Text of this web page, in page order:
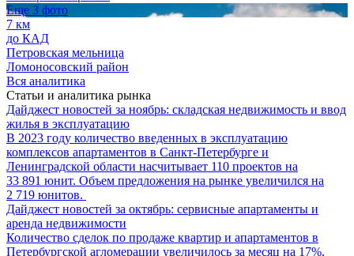
Еще 3 фото
7 км
до КАД
Петровская мельница
Ломоносовский район
Вся аналитика
Статьи и аналитика рынка
Дайджест новостей за ноябрь: складская недвижимость и ввод
жилья в эксплуатацию
В 2023 году количество введенных в эксплуатацию
комплексов апартаментов в Санкт-Петербурге и
Ленинградской области насчитывает 110 проектов на
33 891 юнит. Объем предложения на рынке увеличился на
2 719 юнитов.
Дайджест новостей за октябрь: сервисные апартаменты и
аренда недвижимости
Количество сделок по продаже квартир и апартаментов в
Петербургской агломерации увеличилось за месяц на 17%,